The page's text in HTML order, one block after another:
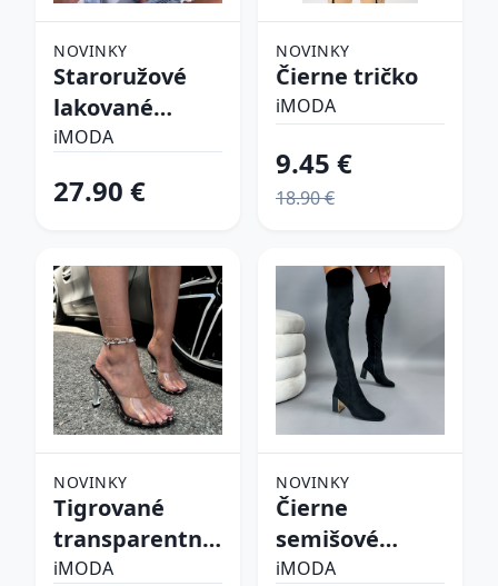
NOVINKY
Staroružové
lakované
lodičky
iMODA
27.90 €
NOVINKY
Čierne tričko
iMODA
9.45 €
18.90 €
NOVINKY
Tigrované
transparentné
sandále
iMODA
NOVINKY
Čierne
semišové
vysoké čižmy
iMODA